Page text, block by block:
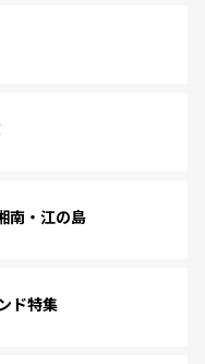
南・江の島
ド特集